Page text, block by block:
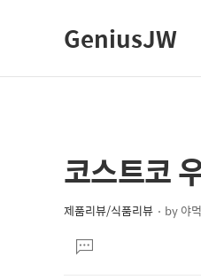
GeniusJW
상
세
컨
텐
본
문
제
코스트코
제품리뷰/식품리뷰 by야
문댓
글